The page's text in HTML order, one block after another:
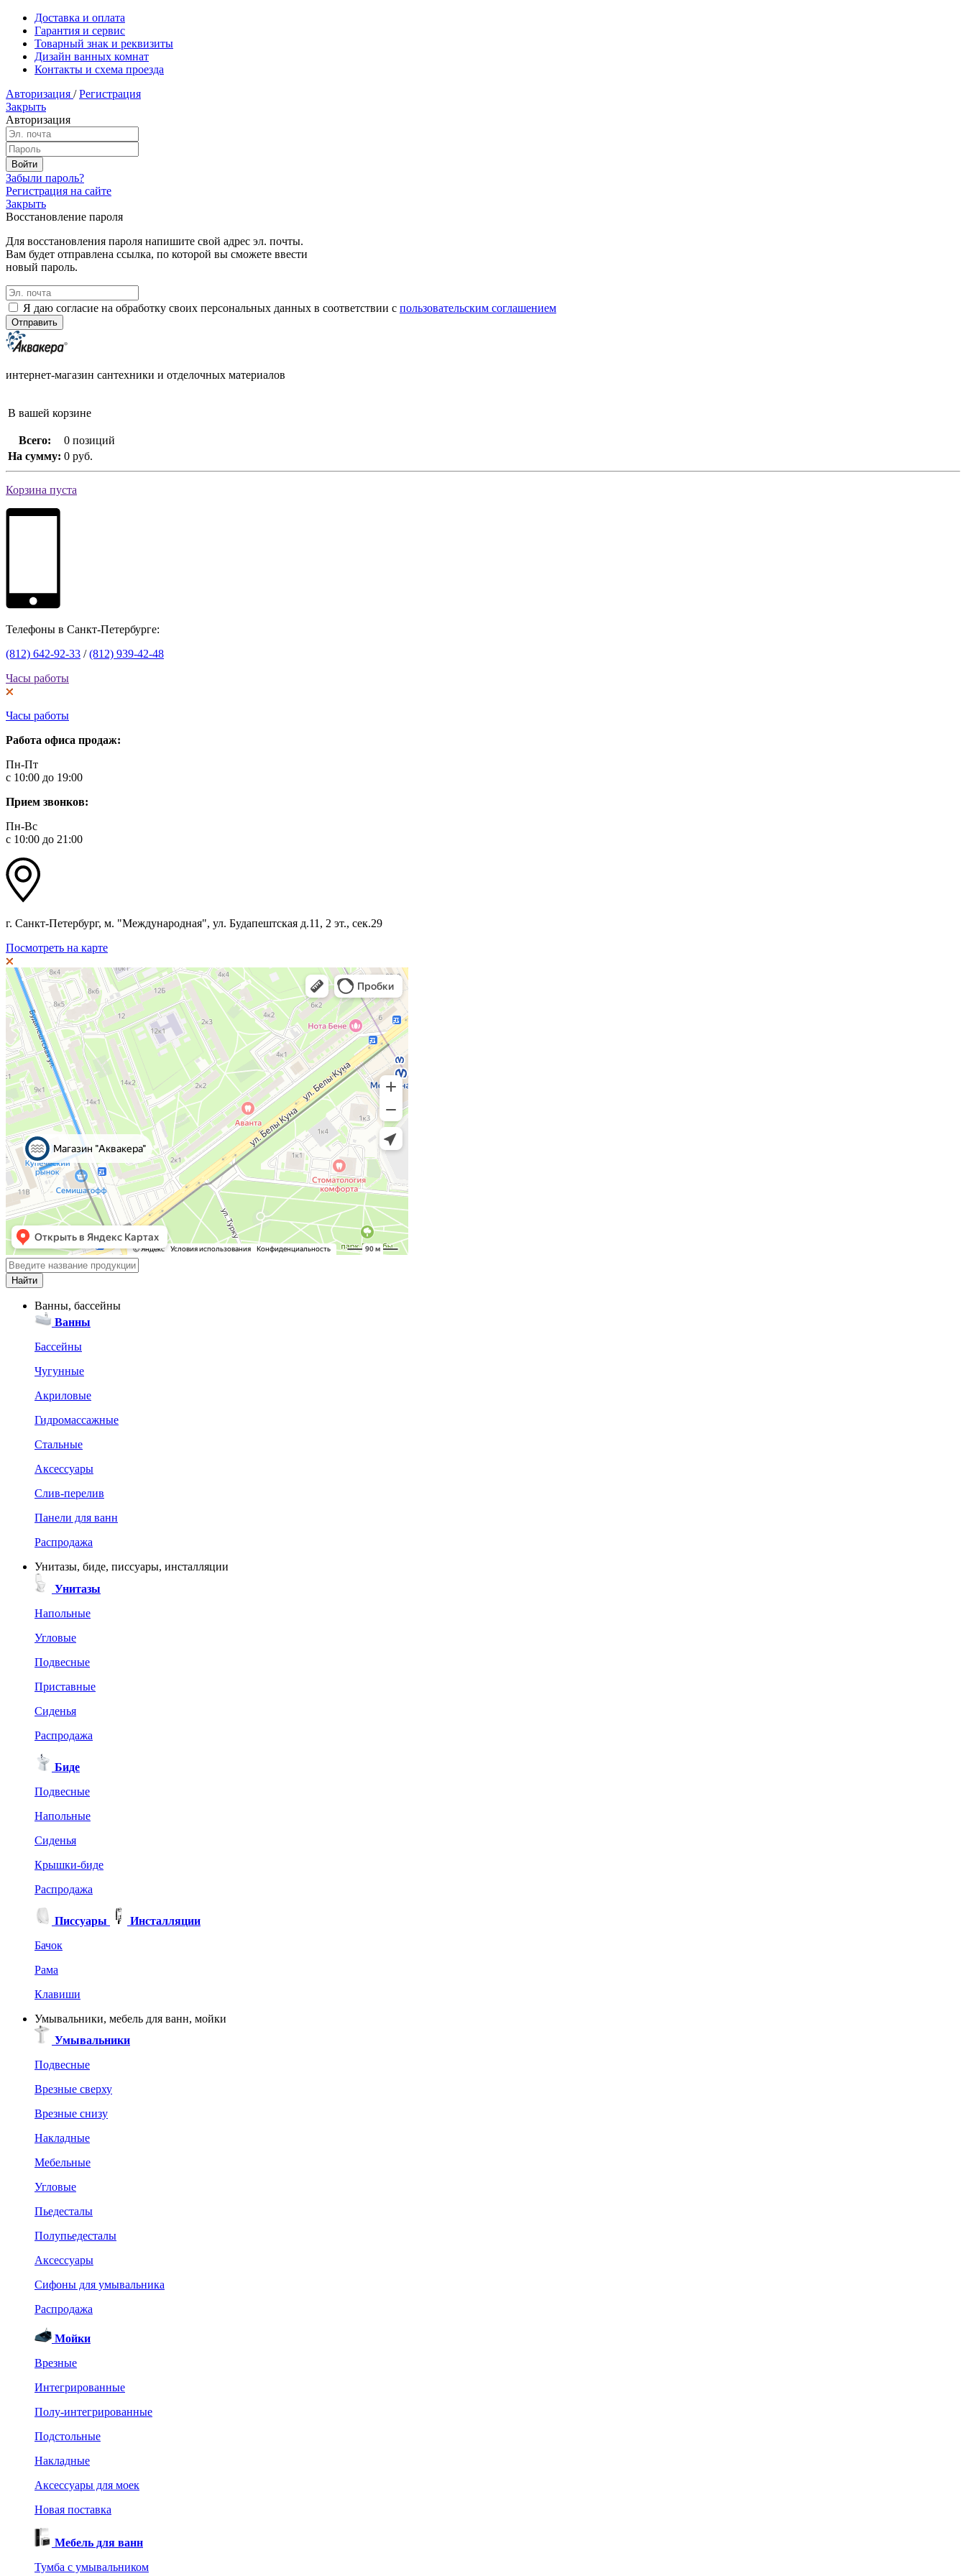
Доставка и оплата
Гарантия и сервис
Товарный знак и реквизиты
Дизайн ванных комнат
Контакты и схема проезда
Авторизация / Регистрация
Закрыть
Авторизация
Забыли пароль?
Регистрация на сайте
Закрыть
Восстановление пароля
Для восстановления пароля напишите свой адрес эл. почты.
Вам будет отправлена ссылка, по которой вы сможете ввести
новый пароль.
Я даю согласие на обработку своих персональных данных в соответствии с пользовательским соглашением
интернет-магазин сантехники и отделочных материалов
В вашей корзине
Всего:
0 позиций
На сумму: 0 руб.
Корзина пуста
Телефоны в Санкт-Петербурге:
(812) 642-92-33 /(812) 939-42-48
Часы работы
Часы работы
Работа офиса продаж:
Пн-Пт
с 10:00 до 19:00
Прием звонков:
Пн-Вс
с 10:00 до 21:00
г. Санкт-Петербург, м. "Международная", ул. Будапештская д.11, 2 эт., сек.29
Посмотреть на карте
Ванны, бассейны
Ванны
Бассейны
Чугунные
Акриловые
Гидромассажные
Стальные
Аксессуары
Слив-перелив
Панели для ванн
Распродажа
Унитазы, биде, писсуары, инсталляции
Унитазы
Напольные
Угловые
Подвесные
Приставные
Сиденья
Распродажа
Биде
Подвесные
Напольные
Сиденья
Крышки-биде
Распродажа
Писсуары
Инсталляции
Бачок
Рама
Клавиши
Умывальники, мебель для ванн, мойки
Умывальники
Подвесные
Врезные сверху
Врезные снизу
Накладные
Мебельные
Угловые
Пьедесталы
Полупьедесталы
Аксессуары
Сифоны для умывальника
Распродажа
Мойки
Врезные
Интегрированные
Полу-интегрированные
Подстольные
Накладные
Аксессуары для моек
Новая поставка
Мебель для ванн
Тумба с умывальником